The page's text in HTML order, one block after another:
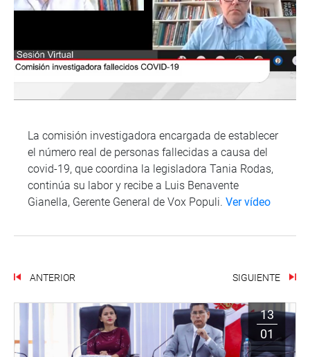
La comisión investigadora encargada de establecer
el número real de personas fallecidas a causa del
covid-19, que coordina la legisladora Tania Rodas,
continúa su labor y recibe a Luis Benavente
Gianella, Gerente General de Vox Populi. Ver vídeo
ANTERIOR SIGUIENTE
13
01